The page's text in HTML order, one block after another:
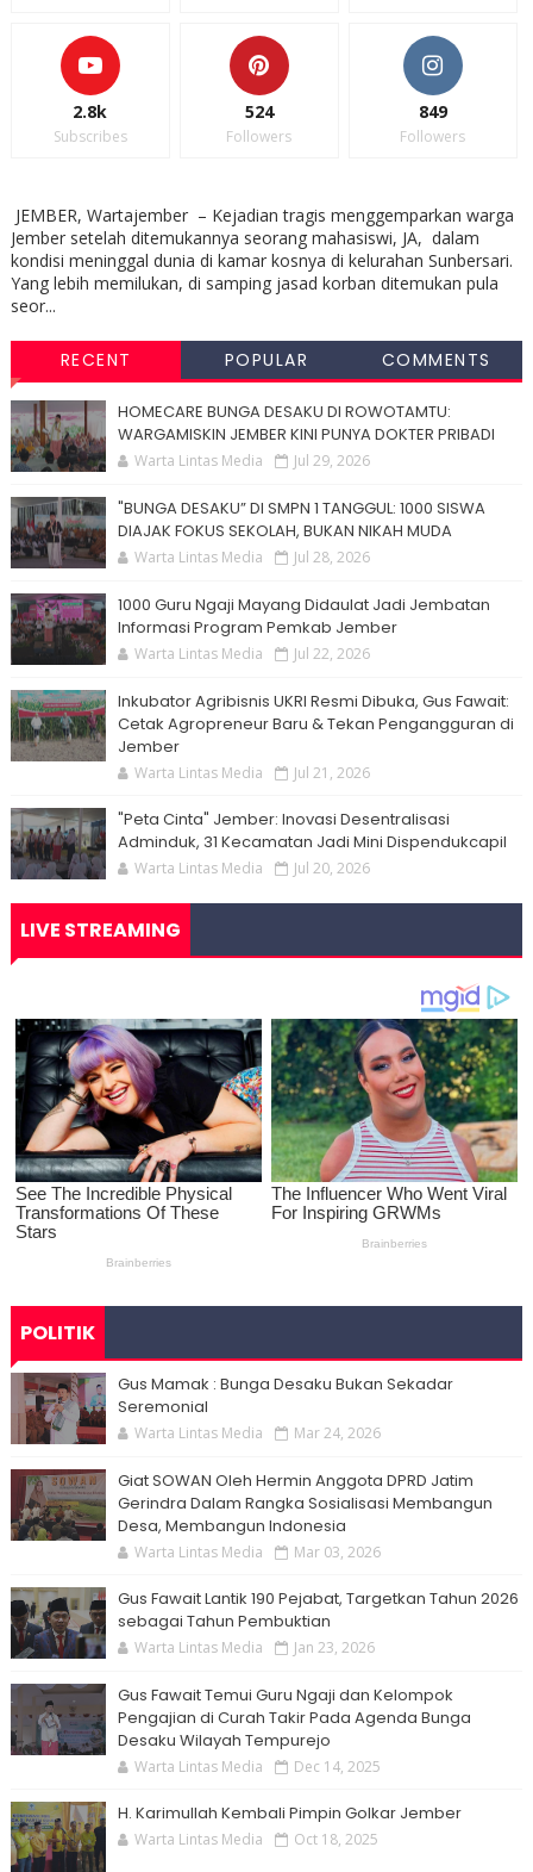
2.8k
Subscribes
524
Followers
849
Followers
JEMBER, Wartajember – Kejadian tragis menggemparkan warga
Jember setelah ditemukannya seorang mahasiswi, JA, dalam
kondisi meninggal dunia di kamar kosnya di kelurahan Sunbersari.
Yang lebih memilukan, di samping jasad korban ditemukan pula
seor...
RECENT POPULAR COMMENTS
HOMECARE BUNGA DESAKU DI ROWOTAMTU:
WARGAMISKIN JEMBER KINI PUNYA DOKTER PRIBADI
Warta Lintas Media Jul 29, 2026
"BUNGA DESAKU” DI SMPN 1 TANGGUL: 1000 SISWA
DIAJAK FOKUS SEKOLAH, BUKAN NIKAH MUDA
Warta Lintas Media Jul 28, 2026
1000 Guru Ngaji Mayang Didaulat Jadi Jembatan
Informasi Program Pemkab Jember
Warta Lintas Media Jul 22, 2026
Inkubator Agribisnis UKRI Resmi Dibuka, Gus Fawait:
Cetak Agropreneur Baru & Tekan Pengangguran di
Jember
Warta Lintas Media Jul 21, 2026
"Peta Cinta" Jember: Inovasi Desentralisasi
Adminduk, 31 Kecamatan Jadi Mini Dispendukcapil
Warta Lintas Media Jul 20, 2026
LIVE STREAMING
POLITIK
Gus Mamak : Bunga Desaku Bukan Sekadar
Seremonial
Warta Lintas Media Mar 24, 2026
Giat SOWAN Oleh Hermin Anggota DPRD Jatim
Gerindra Dalam Rangka Sosialisasi Membangun
Desa, Membangun Indonesia
Warta Lintas Media Mar 03, 2026
Gus Fawait Lantik 190 Pejabat, Targetkan Tahun 2026
sebagai Tahun Pembuktian
Warta Lintas Media Jan 23, 2026
Gus Fawait Temui Guru Ngaji dan Kelompok
Pengajian di Curah Takir Pada Agenda Bunga
Desaku Wilayah Tempurejo
Warta Lintas Media Dec 14, 2025
H. Karimullah Kembali Pimpin Golkar Jember
Warta Lintas Media Oct 18, 2025